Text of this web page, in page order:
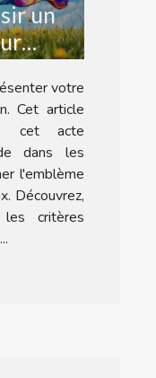
un
votre
Cet article
cet acte
dans les
l'emblème
Découvrez,
critères